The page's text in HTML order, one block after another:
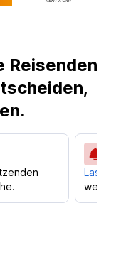
Reisenden
Lass